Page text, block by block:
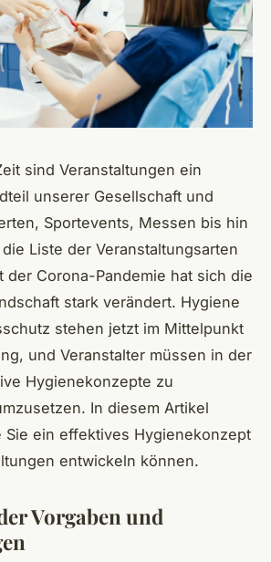
sind Veranstaltungen ein
unserer Gesellschaft und
Sportevents, Messen bis hin
Liste der Veranstaltungsarten
der Corona-Pandemie hat sich die
stark verändert. Hygiene
stehen jetzt im Mittelpunkt
und Veranstalter müssen in der
Hygienekonzepte zu
In diesem Artikel
Sie ein effektives Hygienekonzept
entwickeln können.
Vorgaben und